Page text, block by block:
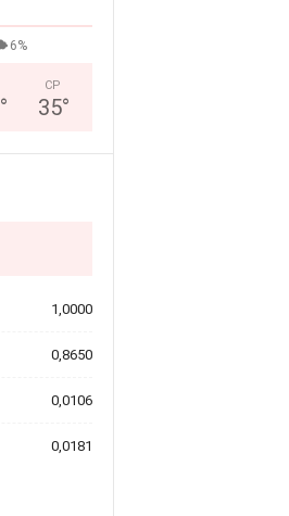
6%
°
СР
35°
1,0000
0,8650
0,0106
0,0181